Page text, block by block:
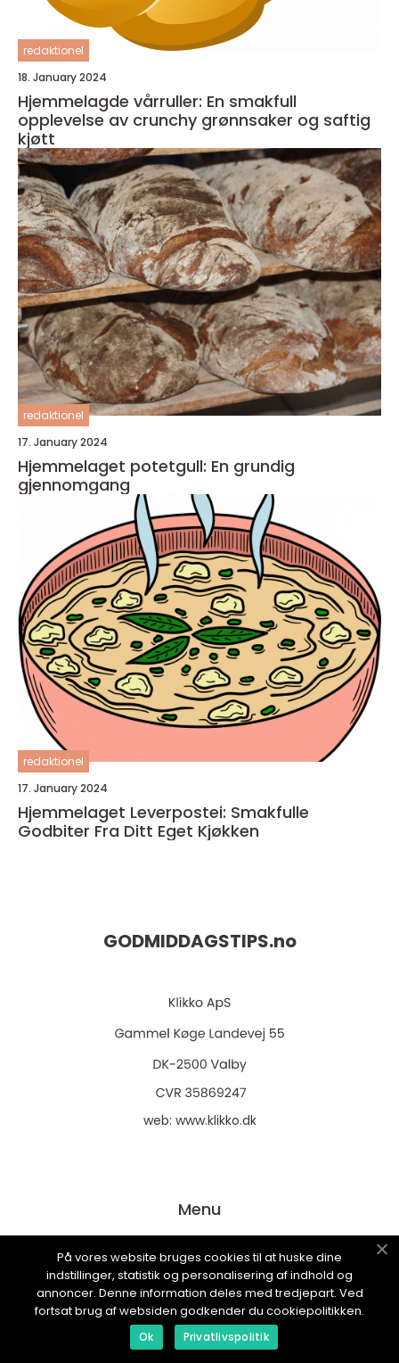
redaktionel
18. January 2024
Hjemmelagde vårruller: En smakfull
opplevelse av crunchy grønnsaker og saftig
kjøtt
redaktionel
17. January 2024
Hjemmelaget potetgull: En grundig
gjennomgang
redaktionel
17. January 2024
Hjemmelaget Leverpostei: Smakfulle
Godbiter Fra Ditt Eget Kjøkken
GODMIDDAGSTIPS.no
web: www.klikko.dk
Menu
Reklame
Om oss
Cookies
Kontakt Oss
På vores website bruges cookies til at huske dine
indstillinger, statistik og personalisering af indhold og
annoncer. Denne information deles med tredjepart. Ved
fortsat brug af websiden godkender du cookiepolitikken.
Ok Privatlivspolitik